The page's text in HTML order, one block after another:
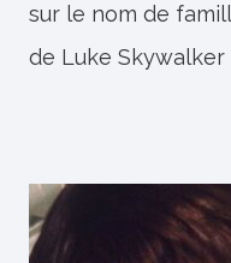
sur le nom de
de Luke Skywalker